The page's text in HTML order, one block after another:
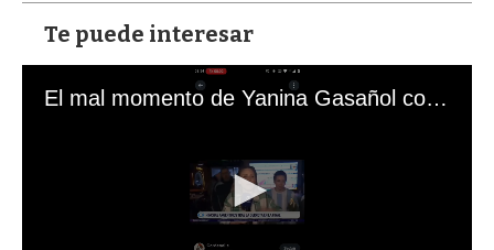
Te puede interesar
El mal momento de Yanina Gasañol con un hincha argentino en "Subrayado"